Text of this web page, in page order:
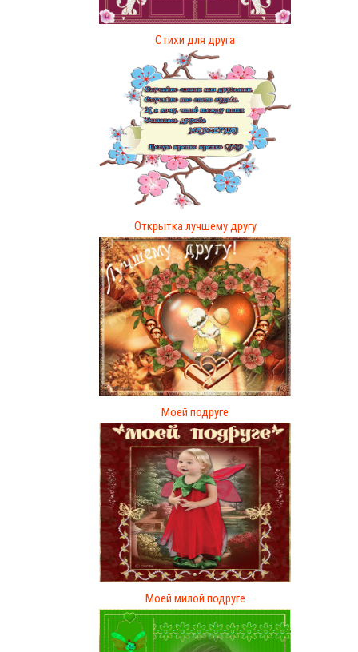
Стихи для друга
Открытка лучшему другу
Моей подруге
Моей милой подруге